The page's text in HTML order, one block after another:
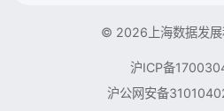
© 2026上海数据发展
沪ICP备
沪公网安备